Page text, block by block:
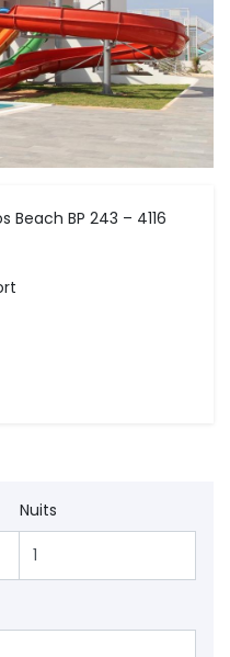
Beach BP 243 – 4116
Nuits